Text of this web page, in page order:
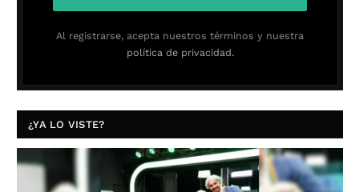
Al registrarse, acepta nuestros términos y nuestra
política de privacidad.
¿YA LO VISTE?